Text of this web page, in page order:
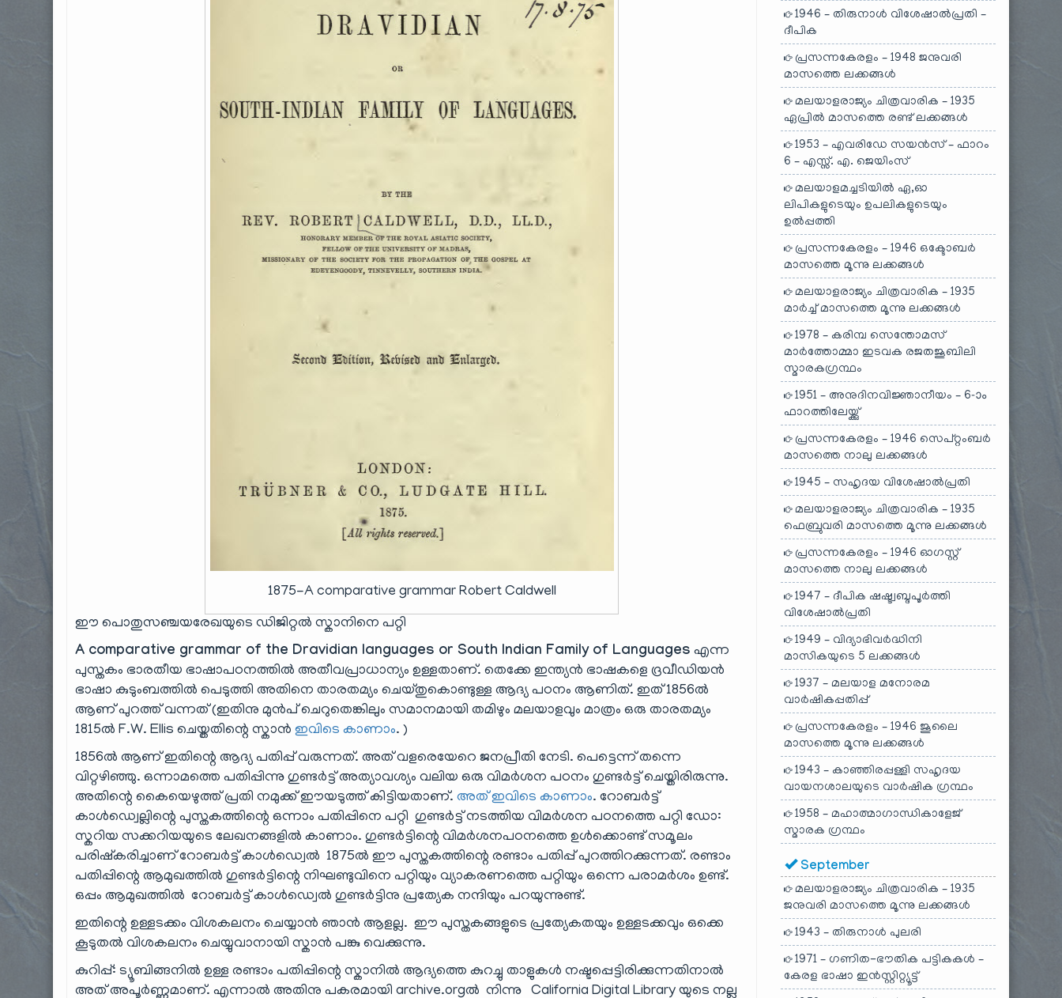
1875-A comparative grammar Robert Caldwell
ഈ പൊതുസഞ്ചയരേഖയുടെ ഡിജിറ്റൽ സ്കാനിനെ പറ്റി
A comparative grammar of the Dravidian languages or South Indian Family of Languages എന്ന
പുസ്തകം ഭാരതീയ ഭാഷാപഠനത്തിൽ അതീവപ്രാധാന്യം ഉള്ളതാണ്. തെക്കേ ഇന്ത്യൻ ഭാഷകളെ ദ്രവീഡിയൻ
ഭാഷാ കുടുംബത്തിൽ പെടുത്തി അതിനെ താരതമ്യം ചെയ്തുകൊണ്ടുള്ള ആദ്യ പഠനം ആണിത്. ഇത് 1856ൽ
ആണ് പുറത്ത് വന്നത് (ഇതിനു മുൻപ് ചെറുതെങ്കിലും സമാനമായി തമിഴും മലയാളവും മാത്രം ഒരു താരതമ്യം
1815ൽ F.W. Ellis ചെയ്തതിന്റെ സ്കാൻ ഇവിടെ കാണാം. )
1856ൽ ആണ് ഇതിന്റെ ആദ്യ പതിപ്പ് വരുന്നത്. അത് വളരെയേറെ ജനപ്രീതി നേടി. പെട്ടെന്ന് തന്നെ
വിറ്റഴിഞ്ഞു. ഒന്നാമത്തെ പതിപ്പിന്നു ഗുണ്ടർട്ട് അത്യാവശ്യം വലിയ ഒരു വിമർശന പഠനം ഗുണ്ടർട്ട് ചെയ്തിരിരുന്നു.
അതിന്റെ കൈയെഴുത്ത് പ്രതി നമുക്ക് ഈയടുത്ത് കിട്ടിയതാണ്.അത് ഇവിടെ കാണാം. റോബർട്ട്
കാൾഡ്വെല്ലിന്റെ പുസ്തകത്തിന്റെ ഒന്നാം പതിപ്പിനെ പറ്റി ഗുണ്ടർട്ട് നടത്തിയ വിമർശന പഠനത്തെ പറ്റി ഡോ:
സ്കറിയ സക്കറിയയുടെ ലേഖനങ്ങളിൽ കാണാം. ഗുണ്ടർട്ടിന്റെ വിമർശനപഠനത്തെ ഉൾക്കൊണ്ട് സമൂലം
പരിഷ്കരിച്ചാണ് റോബർട്ട് കാൾഡ്വെൽ 1875ൽ ഈ പുസ്തകത്തിന്റെ രണ്ടാം പതിപ്പ് പുറത്തിറക്കുന്നത്. രണ്ടാം
പതിപ്പിന്റെ ആമുഖത്തിൽ ഗുണ്ടർട്ടിന്റെ നിഘണ്ടുവിനെ പറ്റിയും വ്യാകരണത്തെ പറ്റിയും ഒന്നെ പരാമർശം ഉണ്ട്.
ഒപ്പം ആമുഖത്തിൽ റോബർട്ട് കാൾഡ്വെൽ ഗുണ്ടർട്ടിനു പ്രത്യേക നന്ദിയും പറയുന്നുണ്ട്.
ഇതിന്റെ ഉള്ളടക്കം വിശകലനം ചെയ്യാൻ ഞാൻ ആളല്ല. ഈ പുസ്തകങ്ങളുടെ പ്രത്യേകതയും ഉള്ളടക്കവും ഒക്കെ
കൂടുതൽ വിശകലനം ചെയ്യുവാനായി സ്കാൻ പങ്കു വെക്കുന്നു.
കുറിപ്പ്: ട്യൂബിങ്ങനിൽ ഉള്ള രണ്ടാം പതിപ്പിന്റെ സ്കാനിൽ ആദ്യത്തെ കുറച്ചു താളുകൾ നഷ്ടപ്പെട്ടിരിക്കുന്നതിനാൽ
അത് അപൂർണ്ണമാണ്. എന്നാൽ അതിനു പകരമായി archive.orgൽ നിന്നു California Digital Library യുടെ നല്ല
1946 – തിരുനാൾ വിശേഷാൽപ്രതി –
ദീപിക
പ്രസന്നകേരളം – 1948 ജനുവരി
മാസത്തെ ലക്കങ്ങൾ
മലയാളരാജ്യം ചിത്രവാരിക – 1935
ഏപ്രിൽ മാസത്തെ രണ്ട് ലക്കങ്ങൾ
1953 – എവരിഡേ സയൻസ് – ഫാറം
6 – എസ്സ്. എ. ജെയിംസ്
മലയാളമച്ചടിയിൽ ഏ,ഓ
ലിപികളുടെയും ഉപലികളുടെയും
ഉൽപ്പത്തി
പ്രസന്നകേരളം – 1946 ഒക്ടോബർ
മാസത്തെ മൂന്നു ലക്കങ്ങൾ
മലയാളരാജ്യം ചിത്രവാരിക – 1935
മാർച്ച് മാസത്തെ മൂന്നു ലക്കങ്ങൾ
1978 – കരിമ്പ സെന്തോമസ്
മാർത്തോമ്മാ ഇടവക രജതജൂബിലി
സ്മാരകഗ്രന്ഥം
1951 – അനുദിനവിജ്ഞാനീയം – 6-ാം
ഫാറത്തിലേയ്ക്കു്
പ്രസന്നകേരളം – 1946 സെപ്റ്റംബർ
മാസത്തെ നാലു ലക്കങ്ങൾ
1945 – സഹൃദയ വിശേഷാൽപ്രതി
മലയാളരാജ്യം ചിത്രവാരിക – 1935
ഫെബ്രുവരി മാസത്തെ മൂന്നു ലക്കങ്ങൾ
പ്രസന്നകേരളം – 1946 ഓഗസ്റ്റ്
മാസത്തെ നാലു ലക്കങ്ങൾ
1947 – ദീപിക ഷഷ്ട്വബ്ദപൂർത്തി
വിശേഷാൽപ്രതി
1949 – വിദ്യാഭിവർദ്ധിനി
മാസികയുടെ 5 ലക്കങ്ങൾ
1937 – മലയാള മനോരമ
വാർഷികപ്പതിപ്പ്
പ്രസന്നകേരളം – 1946 ജൂലൈ
മാസത്തെ മൂന്നു ലക്കങ്ങൾ
1943 – കാഞ്ഞിരപ്പള്ളി സഹൃദയ
വായനശാലയുടെ വാർഷിക ഗ്രന്ഥം
1958 – മഹാത്മാഗാന്ധികാളേജ്
സ്മാരക ഗ്രന്ഥം
September
മലയാളരാജ്യം ചിത്രവാരിക – 1935
ജനുവരി മാസത്തെ മൂന്നു ലക്കങ്ങൾ
1943 – തിരുനാൾ പുലരി
1971 – ഗണിത-ഭൗതിക പട്ടികകൾ –
കേരള ഭാഷാ ഇൻസ്റ്റിറ്റ്യൂട്ട്